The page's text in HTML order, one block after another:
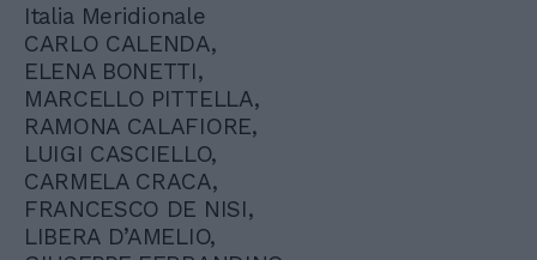
Italia Meridionale
CARLO CALENDA,
ELENA BONETTI,
MARCELLO PITTELLA,
RAMONA CALAFIORE,
LUIGI CASCIELLO,
CARMELA CRACA,
FRANCESCO DE NISI,
LIBERA D’AMELIO,